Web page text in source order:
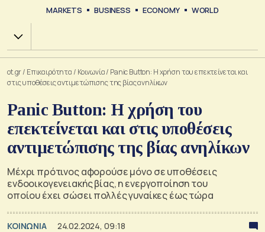
MARKETS BUSINESS ECONOMY WORLD
Χ.Α.
ot.gr/ Επικαιρότητα / Κοινωνία/ Panic Button: Η χρήση του επεκτείνεται και
στις υποθέσεις αντιμετώπισης της βίας ανηλίκων
Panic Button: Η χρήση του
επεκτείνεται και στις υποθέσεις
αντιμετώπισης της βίας ανηλίκων
Μέχρι πρότινος αφορούσε μόνο σε υποθέσεις
ενδοοικογενειακής βίας, η ενεργοποίηση του
οποίου έχει σώσει πολλές γυναίκες έως τώρα
ΚΟΙΝΩΝΙΑ 24.02.2024, 09:18